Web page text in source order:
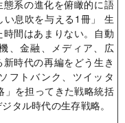
系の進化を俯瞰的に語
い息吹を与える1冊」 生
間はあまりない。自動
、金融、メディア、広
時代の再編をどう生き
フトバンク、ツイッタ
」を担ってきた戦略統括
タル時代の生存戦略。